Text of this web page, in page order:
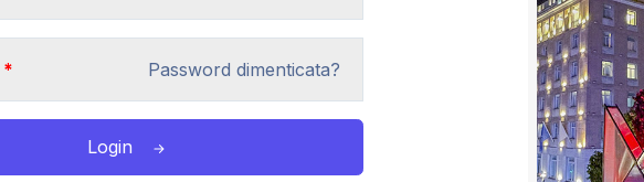
* Password dimenticata?
Login